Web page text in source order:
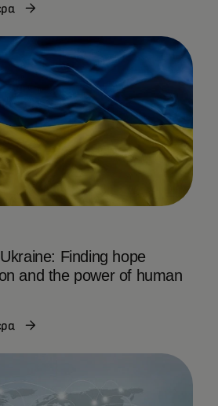
Finding hope
and the power of human